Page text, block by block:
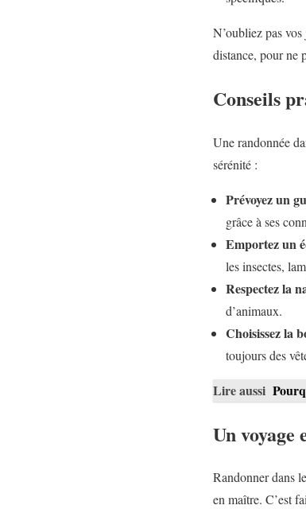
N’oubliez pas
distance, pour ne
Conseils
Une randonnée
sérénité :
Prévoyez un
grâce à ses
Emportez un
les insectes,
Respectez la
d’animaux.
Choisissez la
toujours des
Lire aussi
Un voyage
Randonner dans
en maître. C’est